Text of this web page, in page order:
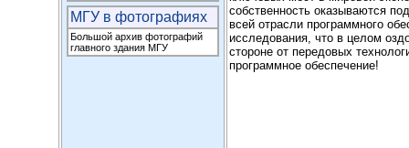
собственность оказываются
всей отрасли программного
исследования, что в целом
стороне от передовых
программное обеспечение!
МГУ в фотографиях
Большой архив фотографий
главного здания МГУ